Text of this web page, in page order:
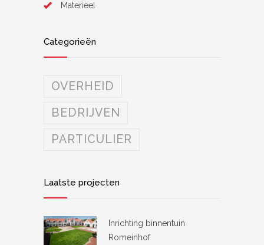
Materieel
Categorieën
OVERHEID
BEDRIJVEN
PARTICULIER
Laatste projecten
Inrichting binnentuin
Romeinhof